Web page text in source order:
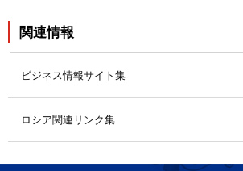
関連情報
ビジネス情報サイト集
ロシア関連リンク集